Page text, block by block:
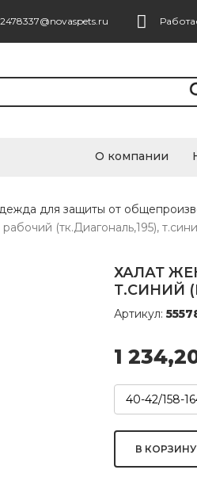
2478337@novaspets.ru
О компании
для защиты от
(тк.Диагональ,195),
ХАЛАТ
Т.СИНИЙ
Артикул:
1